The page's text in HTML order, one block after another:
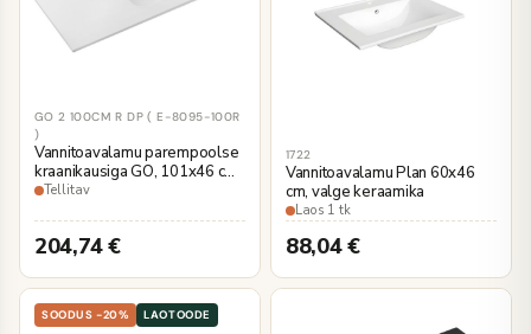
GO 2 100CM R DP ( E-8095-100R
)
Vannitoavalamu parempoolse
kraanikausiga GO, 101x46 cm,
valge keraamika
Tellitav
204,74€
1722
Vannitoavalamu Plan 60x46
cm, valge keraamika
Laos 1 tk
88,04€
SOODUS -20% LAOTOODE